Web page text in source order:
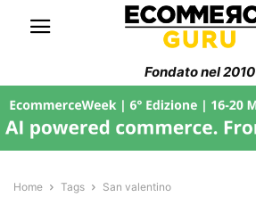
Fondato nel 2010
Home Tags San valentino